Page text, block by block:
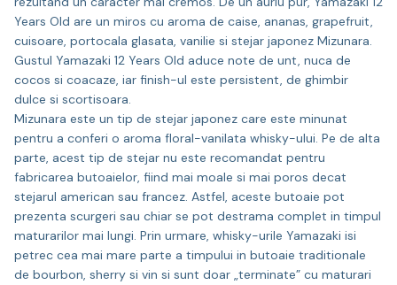
Years Old are un miros cu aroma de caise, ananas, grapefruit,
cuisoare, portocala glasata, vanilie si stejar japonez Mizunara.
Gustul Yamazaki 12 Years Old aduce note de unt, nuca de
cocos si coacaze, iar finish-ul este persistent, de ghimbir
dulce si scortisoara.
Mizunara este un tip de stejar japonez care este minunat
pentru a conferi o aroma floral-vanilata whisky-ului. Pe de alta
parte, acest tip de stejar nu este recomandat pentru
fabricarea butoaielor, fiind mai moale si mai poros decat
stejarul american sau francez. Astfel, aceste butoaie pot
prezenta scurgeri sau chiar se pot destrama complet in timpul
maturarilor mai lungi. Prin urmare, whisky-urile Yamazaki isi
petrec cea mai mare parte a timpului in butoaie traditionale
de bourbon, sherry si vin si sunt doar „terminate” cu maturari